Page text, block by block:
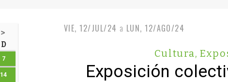
>
D
7
14
VIE, 12/JUL/24 a LUN, 12/AGO/24
Cultura,
Exposición